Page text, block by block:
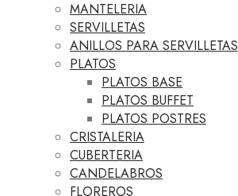
MANTELERIA
SERVILLETAS
ANILLOS PARA SERVILLETAS
PLATOS
PLATOS BASE
PLATOS BUFFET
PLATOS POSTRES
CRISTALERIA
CUBERTERIA
CANDELABROS
FLOREROS